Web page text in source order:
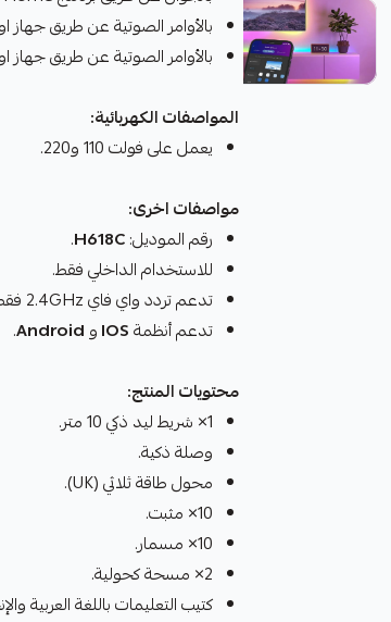
بالأوامر الصوتية عن طريق جهاز
بالأوامر الصوتية عن طريق
المواصفات الكهربائية:
يعمل على فولت 110 و220.
مواصفات اخرى:
رقم الموديل:H618C
.
للاستخدام الداخلي فقط.
تدعم تردد واي فاي 2.4GHz فقط.
تدعم أنظمةIOSوAndroid
.
محتويات المنتج:
1× شريط ليد ذكي 10 متر.
وصلة ذكية.
محول طاقة ثلاثي (UK).
10× مثبت.
10× مسمار.
2× مسحة كحولية.
كتيب التعليمات باللغة العربية